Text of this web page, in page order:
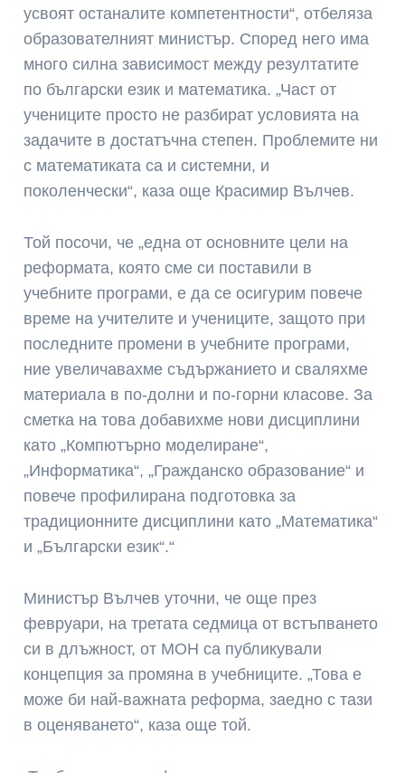
усвоят останалите компетентности“, отбеляза
образователният министър. Според него има
много силна зависимост между резултатите
по български език и математика. „Част от
учениците просто не разбират условията на
задачите в достатъчна степен. Проблемите ни
с математиката са и системни, и
поколенчески“, каза още Красимир Вълчев.
Той посочи, че „една от основните цели на
реформата, която сме си поставили в
учебните програми, е да се осигурим повече
време на учителите и учениците, защото при
последните промени в учебните програми,
ние увеличавахме съдържанието и сваляхме
материала в по-долни и по-горни класове. За
сметка на това добавихме нови дисциплини
като „Компютърно моделиране“,
„Информатика“, „Гражданско образование“ и
повече профилирана подготовка за
традиционните дисциплини като „Математика“
и „Български език“.“
Министър Вълчев уточни, че още през
февруари, на третата седмица от встъпването
си в длъжност, от МОН са публикували
концепция за промяна в учебниците. „Това е
може би най-важната реформа, заедно с тази
в оценяването“, каза още той.